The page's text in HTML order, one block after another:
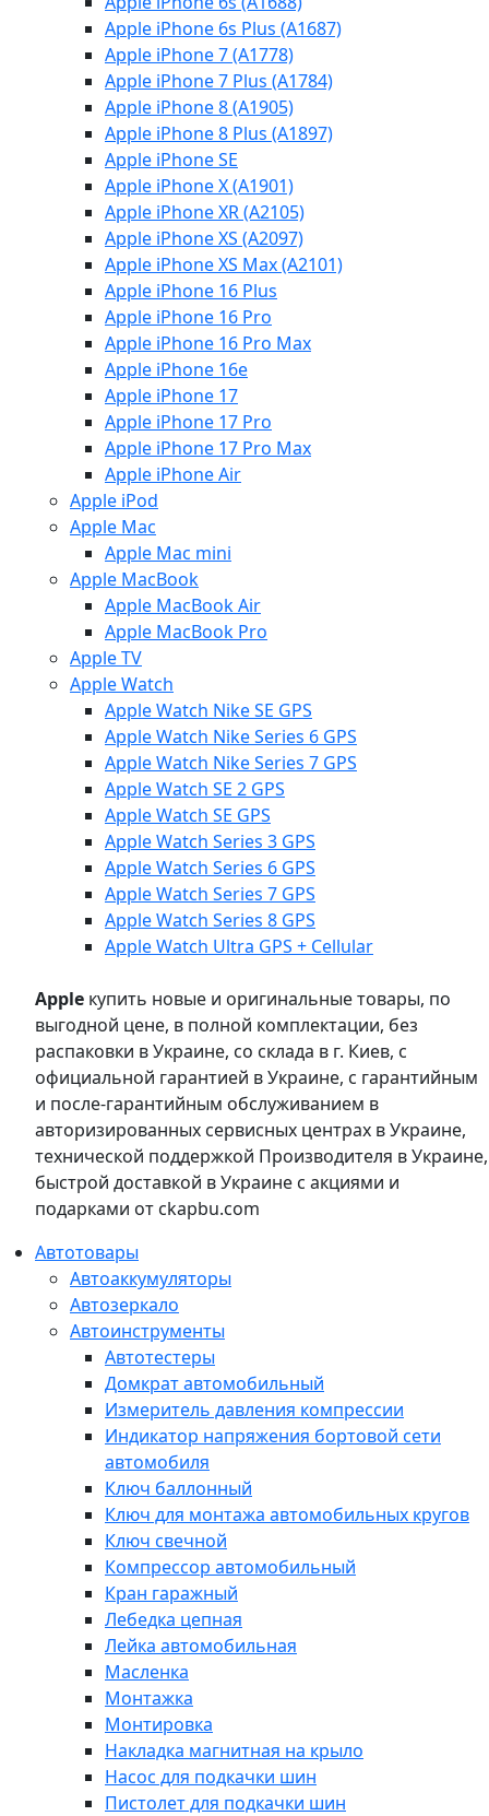
Apple iPhone 6s Plus (A1687)
Apple iPhone 7 (A1778)
Apple iPhone 7 Plus (A1784)
Apple iPhone 8 (A1905)
Apple iPhone 8 Plus (A1897)
Apple iPhone SE
Apple iPhone X (A1901)
Apple iPhone XR (A2105)
Apple iPhone XS (A2097)
Apple iPhone XS Max (A2101)
Apple iPhone 16 Plus
Apple iPhone 16 Pro
Apple iPhone 16 Pro Max
Apple iPhone 16e
Apple iPhone 17
Apple iPhone 17 Pro
Apple iPhone 17 Pro Max
Apple iPhone Air
Apple iPod
Apple Mac
Apple Mac mini
Apple MacBook
Apple MacBook Air
Apple MacBook Pro
Apple TV
Apple Watch
Apple Watch Nike SE GPS
Apple Watch Nike Series 6 GPS
Apple Watch Nike Series 7 GPS
Apple Watch SE 2 GPS
Apple Watch SE GPS
Apple Watch Series 3 GPS
Apple Watch Series 6 GPS
Apple Watch Series 7 GPS
Apple Watch Series 8 GPS
Apple Watch Ultra GPS + Cellular
Apple купить новые и оригинальные товары, по
выгодной цене, в полной комплектации, без
распаковки в Украине, со склада в г. Киев, с
официальной гарантией в Украине, с гарантийным
и после-гарантийным обслуживанием в
авторизированных сервисных центрах в Украине,
технической поддержкой Производителя в Украине,
быстрой доставкой в Украине с акциями и
подарками от ckapbu.com
Автотовары
Автоаккумуляторы
Автозеркало
Автоинструменты
Автотестеры
Домкрат автомобильный
Измеритель давления компрессии
Индикатор напряжения бортовой сети
автомобиля
Ключ баллонный
Ключ для монтажа автомобильных кругов
Ключ свечной
Компрессор автомобильный
Кран гаражный
Лебедка цепная
Лейка автомобильная
Масленка
Монтажка
Монтировка
Накладка магнитная на крыло
Насос для подкачки шин
Пистолет для подкачки шин